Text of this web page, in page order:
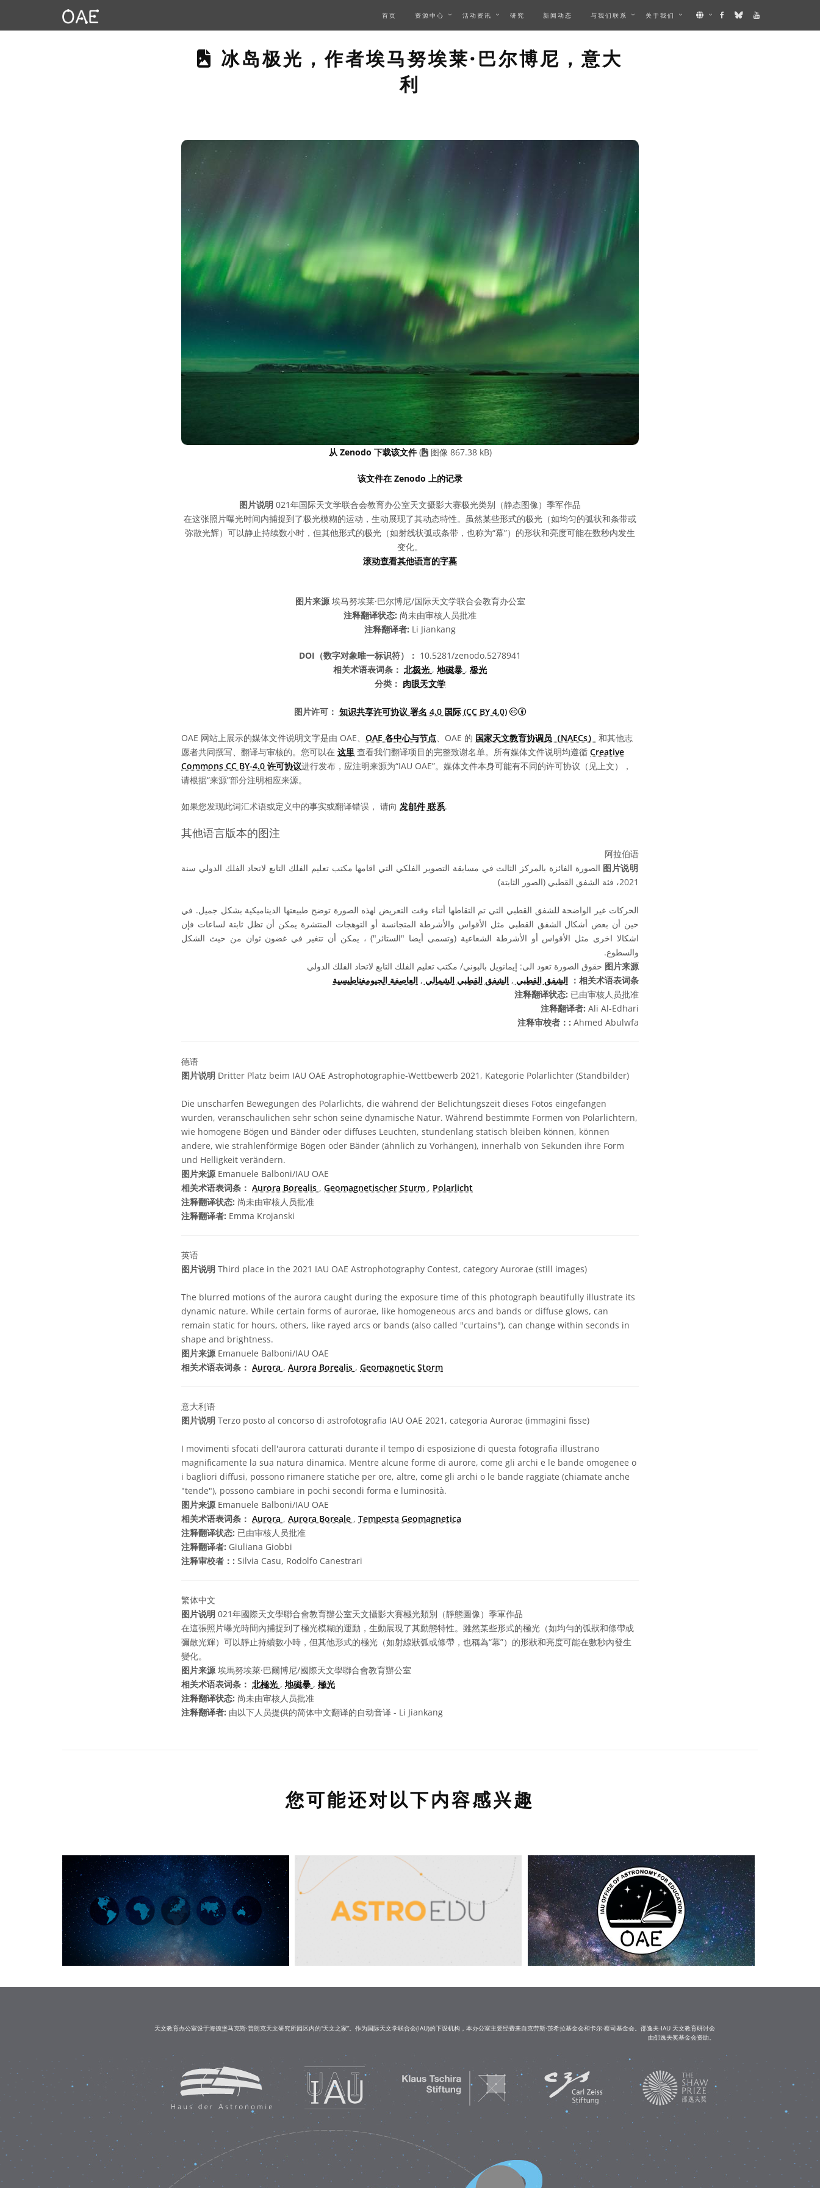
首页 资源中心 活动资讯 研究 新闻动态 与我们联系 关于我们
THIS PAGE DESCRIBES AN IMAGE
冰岛极光，作者埃马努埃莱·巴尔博尼，意大
利
从 Zenodo 下载该文件 ( 图像 867.38 kB)
该文件在 Zenodo 上的记录
图片说明 021年国际天文学联合会教育办公室天文摄影大赛极光类别（静态图像）季军作品
在这张照片曝光时间内捕捉到了极光模糊的运动，生动展现了其动态特性。虽然某些形式的极光（如均匀的弧状和条带或
弥散光辉）可以静止持续数小时，但其他形式的极光（如射线状弧或条带，也称为“幕”）的形状和亮度可能在数秒内发生
变化。
滚动查看其他语言的字幕
图片来源埃马努埃莱·巴尔博尼/国际天文学联合会教育办公室
注释翻译状态: 尚未由审核人员批准
注释翻译者: Li Jiankang
DOI（数字对象唯一标识符）： 10.5281/zenodo.5278941
相关术语表词条： 北极光 , 地磁暴 , 极光
分类： 肉眼天文学
图片许可： 知识共享许可协议 署名 4.0 国际 (CC BY 4.0) 知识共享许可协议 署名 4.0 国际 (CC BY 4.0) 图标
OAE 网站上展示的媒体文件说明文字是由 OAE、 OAE 各中心与节点、OAE 的 国家天文教育协调员（NAECs）
和其他志
愿者共同撰写、翻译与审核的。您可以在 这里 查看我们翻译项目的完整致谢名单。所有媒体文件说明均遵循 Creative
Commons CC BY-4.0 许可协议进行发布，应注明来源为“IAU OAE”。媒体文件本身可能有不同的许可协议（见上文），
请根据“来源”部分注明相应来源。
如果您发现此词汇术语或定义中的事实或翻译错误， 请向 发邮件 联系.
其他语言版本的图注
阿拉伯语
图片说明 الصورة الفائزة بالمركز الثالث في مسابقة التصوير الفلكي التي اقامها مكتب تعليم الفلك التابع لاتحاد الفلك الدولي سنة
2021، فئة الشفق القطبي (الصور الثابتة)
الحركات غير الواضحة للشفق القطبي التي تم التقاطها أثناء وقت التعريض لهذه الصورة توضح طبيعتها الديناميكية بشكل جميل. في
حين أن بعض أشكال الشفق القطبي مثل الأقواس والأشرطة المتجانسة أو التوهجات المنتشرة يمكن أن تظل ثابتة لساعات فإن
اشكالا اخرى مثل الأقواس أو الأشرطة الشعاعية (وتسمى أيضا "الستائر") ، يمكن أن تتغير في غضون ثوان من حيث الشكل
والسطوع.
图片来源 حقوق الصورة تعود الى: إيمانويل بالبوني/ مكتب تعليم الفلك التابع لاتحاد الفلك الدولي
相关术语表词条：
الشفق القطبي , الشفق القطبي الشمالي , العاصفة الجيومغناطيسية
注释翻译状态: 已由审核人员批准
注释翻译者: Ali Al-Edhari
注释审校者：: Ahmed Abulwfa
德语
图片说明 Dritter Platz beim IAU OAE Astrophotographie-Wettbewerb 2021, Kategorie Polarlichter (Standbilder)
Die unscharfen Bewegungen des Polarlichts, die während der Belichtungszeit dieses Fotos eingefangen
wurden, veranschaulichen sehr schön seine dynamische Natur. Während bestimmte Formen von Polarlichtern,
wie homogene Bögen und Bänder oder diffuses Leuchten, stundenlang statisch bleiben können, können
andere, wie strahlenförmige Bögen oder Bänder (ähnlich zu Vorhängen), innerhalb von Sekunden ihre Form
und Helligkeit verändern.
图片来源Emanuele Balboni/IAU OAE
相关术语表词条： Aurora Borealis , Geomagnetischer Sturm , Polarlicht
注释翻译状态: 尚未由审核人员批准
注释翻译者: Emma Krojanski
英语
图片说明 Third place in the 2021 IAU OAE Astrophotography Contest, category Aurorae (still images)
The blurred motions of the aurora caught during the exposure time of this photograph beautifully illustrate its
dynamic nature. While certain forms of aurorae, like homogeneous arcs and bands or diffuse glows, can
remain static for hours, others, like rayed arcs or bands (also called "curtains"), can change within seconds in
shape and brightness.
图片来源Emanuele Balboni/IAU OAE
相关术语表词条： Aurora , Aurora Borealis , Geomagnetic Storm
意大利语
图片说明 Terzo posto al concorso di astrofotografia IAU OAE 2021, categoria Aurorae (immagini fisse)
I movimenti sfocati dell'aurora catturati durante il tempo di esposizione di questa fotografia illustrano
magnificamente la sua natura dinamica. Mentre alcune forme di aurore, come gli archi e le bande omogenee o
i bagliori diffusi, possono rimanere statiche per ore, altre, come gli archi o le bande raggiate (chiamate anche
"tende"), possono cambiare in pochi secondi forma e luminosità.
图片来源Emanuele Balboni/IAU OAE
相关术语表词条： Aurora , Aurora Boreale , Tempesta Geomagnetica
注释翻译状态: 已由审核人员批准
注释翻译者: Giuliana Giobbi
注释审校者：: Silvia Casu, Rodolfo Canestrari
繁体中文
图片说明 021年國際天文學聯合會教育辦公室天文攝影大賽極光類別（靜態圖像）季軍作品
在這張照片曝光時間內捕捉到了極光模糊的運動，生動展現了其動態特性。雖然某些形式的極光（如均勻的弧狀和條帶或
彌散光輝）可以靜止持續數小時，但其他形式的極光（如射線狀弧或條帶，也稱為“幕”）的形狀和亮度可能在數秒內發生
變化。
图片来源埃馬努埃萊·巴爾博尼/國際天文學聯合會教育辦公室
相关术语表词条： 北極光 , 地磁暴 , 極光
注释翻译状态: 尚未由审核人员批准
注释翻译者: 由以下人员提供的简体中文翻译的自动音译 - Li Jiankang
您可能还对以下内容感兴趣
天文教育办公室设于海德堡马克斯·普朗克天文研究所园区内的“天文之家”。作为国际天文学联合会(IAU)的下设机构，本办公室主要经费来自克劳斯·茨希拉基金会和卡尔·蔡司基金会。邵逸夫-IAU 天文教育研讨会
由邵逸夫奖基金会资助。